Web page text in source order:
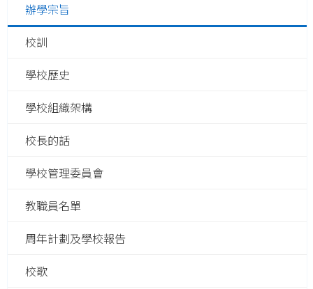
辦學宗旨
校訓
學校歷史
學校組織架構
校長的話
學校管理委員會
教職員名單
周年計劃及學校報告
校歌